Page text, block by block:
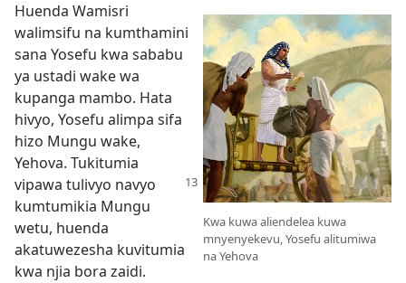
Kwa kuwa aliendelea kuwa
mnyenyekevu, Yosefu alitumiwa
na Yehova
Huenda Wamisri
walimsifu na kumthamini
sana Yosefu kwa sababu
ya ustadi wake wa
kupanga mambo. Hata
hivyo, Yosefu alimpa sifa
hizo Mungu wake,
Yehova. Tukitumia
vipawa tulivyo navyo
kumtumikia Mungu
wetu, huenda
akatuwezesha kuvitumia
kwa njia bora zaidi.